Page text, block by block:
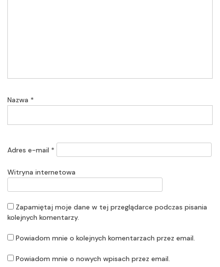
Nazwa *
Adres e-mail *
Witryna internetowa
Zapamiętaj moje dane w tej przeglądarce podczas pisania
kolejnych komentarzy.
Powiadom mnie o kolejnych komentarzach przez email.
Powiadom mnie o nowych wpisach przez email.